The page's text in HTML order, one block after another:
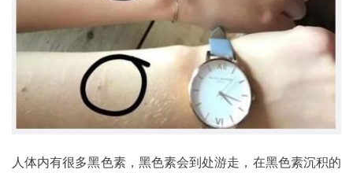
人体内有很多黑色素，黑色素会到处游走，在黑色素沉积的